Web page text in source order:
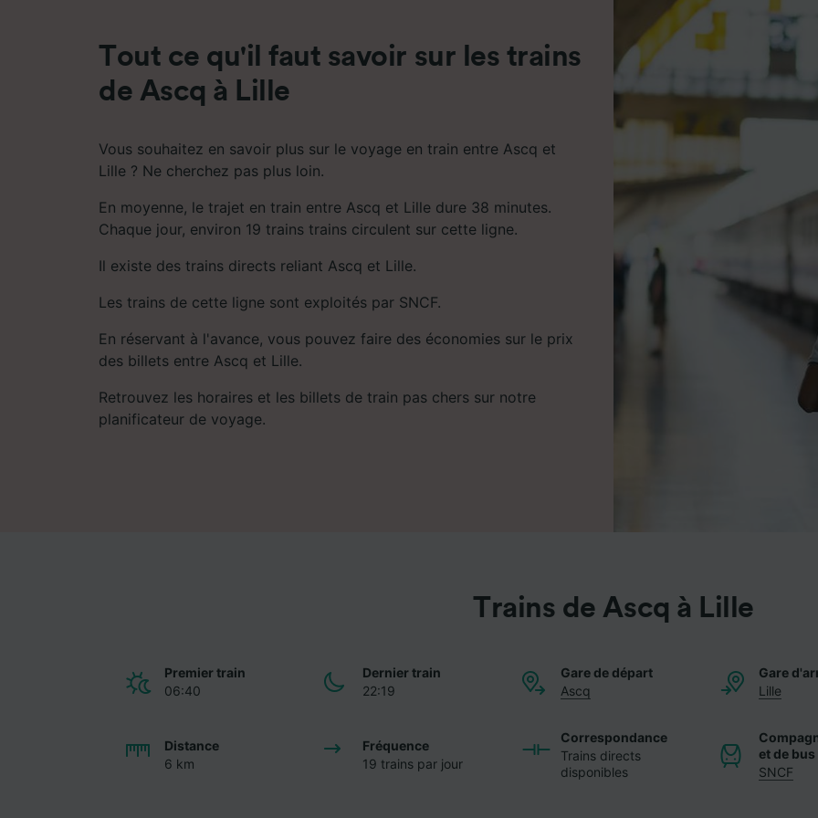
Tout ce qu'il faut savoir sur les trains
de Ascq à Lille
Vous souhaitez en savoir plus sur le voyage en train entre Ascq et
Lille ? Ne cherchez pas plus loin.
En moyenne, le trajet en train entre Ascq et Lille dure 38 minutes.
Chaque jour, environ 19 trains trains circulent sur cette ligne.
Il existe des trains directs reliant Ascq et Lille.
Les trains de cette ligne sont exploités par SNCF.
En réservant à l'avance, vous pouvez faire des économies sur le prix
des billets entre Ascq et Lille.
Retrouvez les horaires et les billets de train pas chers sur notre
planificateur de voyage.
Trains de Ascq à Lille
Premier train
06:40
Dernier train
22:19
Gare de départ
Ascq
Gare
Lille
Distance
6 km
Fréquence
19 trains par jour
Correspondance
Trains directs
disponibles
et de bus
SNCF
Liste de nos partenaires (fournisseurs)